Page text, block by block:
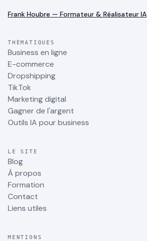
Frank Houbre — Formateur & Réalisateur IA
THÉMATIQUES
Business en ligne
E-commerce
Dropshipping
TikTok
Marketing digital
Gagner de l'argent
Outils IA pour business
LE SITE
Blog
À propos
Formation
Contact
Liens utiles
MENTIONS